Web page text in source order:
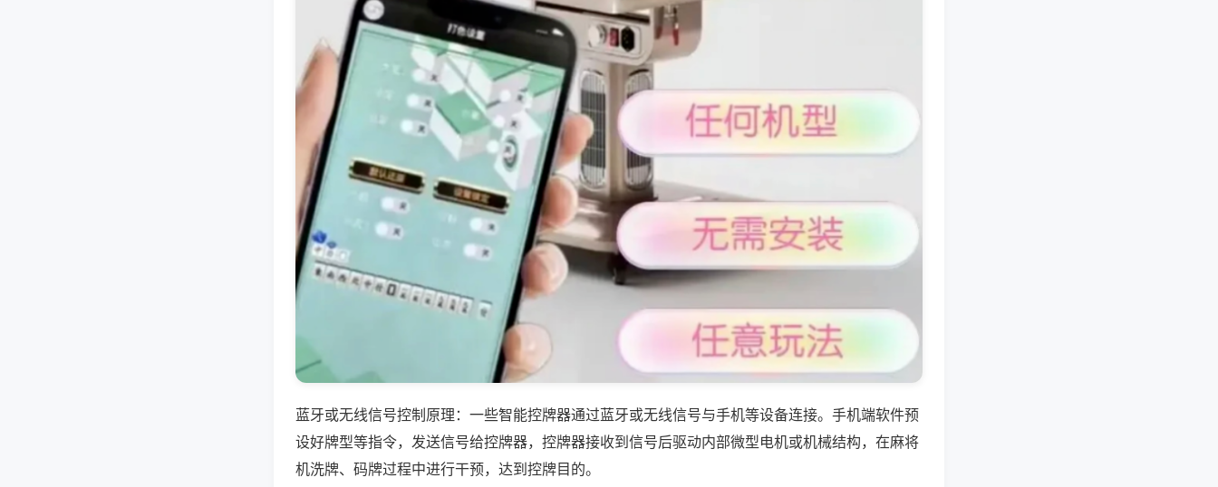
蓝牙或无线信号控制原理：一些智能控牌器通过蓝牙或无线信号与手机等设备连接。手机端软件预
设好牌型等指令，发送信号给控牌器，控牌器接收到信号后驱动内部微型电机或机械结构，在麻将
机洗牌、码牌过程中进行干预，达到控牌目的。